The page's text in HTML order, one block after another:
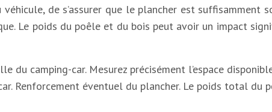
de s’assurer que le plancher est
Le poids du poêle et du bois peut avoir un impact
du camping-car. Mesurez précisément l’espace
Renforcement éventuel du plancher. Le poids total